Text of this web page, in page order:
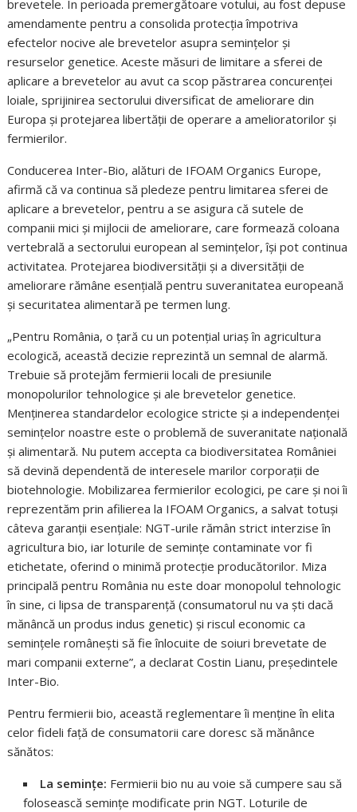
brevetele. În perioada premergătoare votului, au fost depuse
amendamente pentru a consolida protecția împotriva
efectelor nocive ale brevetelor asupra semințelor și
resurselor genetice. Aceste măsuri de limitare a sferei de
aplicare a brevetelor au avut ca scop păstrarea concurenței
loiale, sprijinirea sectorului diversificat de ameliorare din
Europa și protejarea libertății de operare a amelioratorilor și
fermierilor.
Conducerea Inter-Bio, alături de IFOAM Organics Europe,
afirmă că va continua să pledeze pentru limitarea sferei de
aplicare a brevetelor, pentru a se asigura că sutele de
companii mici și mijlocii de ameliorare, care formează coloana
vertebrală a sectorului european al semințelor, își pot continua
activitatea. Protejarea biodiversității și a diversității de
ameliorare rămâne esențială pentru suveranitatea europeană
și securitatea alimentară pe termen lung.
„Pentru România, o țară cu un potențial uriaș în agricultura
ecologică, această decizie reprezintă un semnal de alarmă.
Trebuie să protejăm fermierii locali de presiunile
monopolurilor tehnologice și ale brevetelor genetice.
Menținerea standardelor ecologice stricte și a independenței
semințelor noastre este o problemă de suveranitate națională
și alimentară. Nu putem accepta ca biodiversitatea României
să devină dependentă de interesele marilor corporații de
biotehnologie. Mobilizarea fermierilor ecologici, pe care și noi îi
reprezentăm prin afilierea la IFOAM Organics, a salvat totuși
câteva garanții esențiale: NGT-urile rămân strict interzise în
agricultura bio, iar loturile de semințe contaminate vor fi
etichetate, oferind o minimă protecție producătorilor. Miza
principală pentru România nu este doar monopolul tehnologic
în sine, ci lipsa de transparență (consumatorul nu va ști dacă
mănâncă un produs indus genetic) și riscul economic ca
semințele românești să fie înlocuite de soiuri brevetate de
mari companii externe”, a declarat Costin Lianu, președintele
Inter-Bio.
Pentru fermierii bio, această reglementare îi menține în elita
celor fideli față de consumatorii care doresc să mănânce
sănătos:
La semințe: Fermierii bio nu au voie să cumpere sau să
folosească semințe modificate prin NGT. Loturile de